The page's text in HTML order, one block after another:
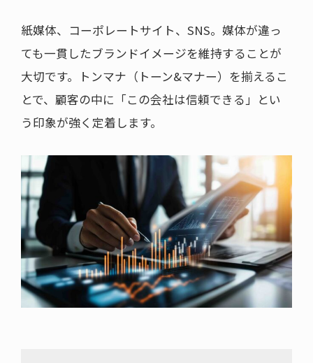
紙媒体、コーポレートサイト、SNS。媒体が違っ
ても一貫したブランドイメージを維持することが
大切です。トンマナ（トーン&マナー）を揃えるこ
とで、顧客の中に「この会社は信頼できる」とい
う印象が強く定着します。